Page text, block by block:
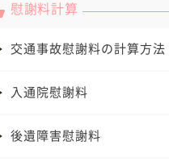
慰謝料計算
交通事故慰謝料の計算方法
入通院慰謝料
後遺障害慰謝料